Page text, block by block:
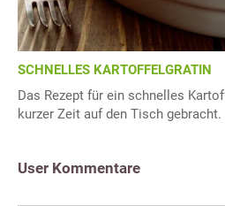
SCHNELLES KARTOFFELGRATIN
Das Rezept für ein schnelles
kurzer Zeit auf den Tisch gebracht.
User Kommentare